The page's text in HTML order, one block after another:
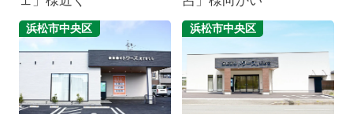
浜松市中央区 浜松市中央区